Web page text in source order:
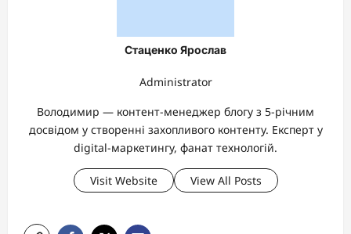
Стаценко Ярослав
Administrator
Володимир — контент-менеджер блогу з 5-річним
досвідом у створенні захопливого контенту. Експерт у
digital-маркетингу, фанат технологій.
Visit Website View All Posts